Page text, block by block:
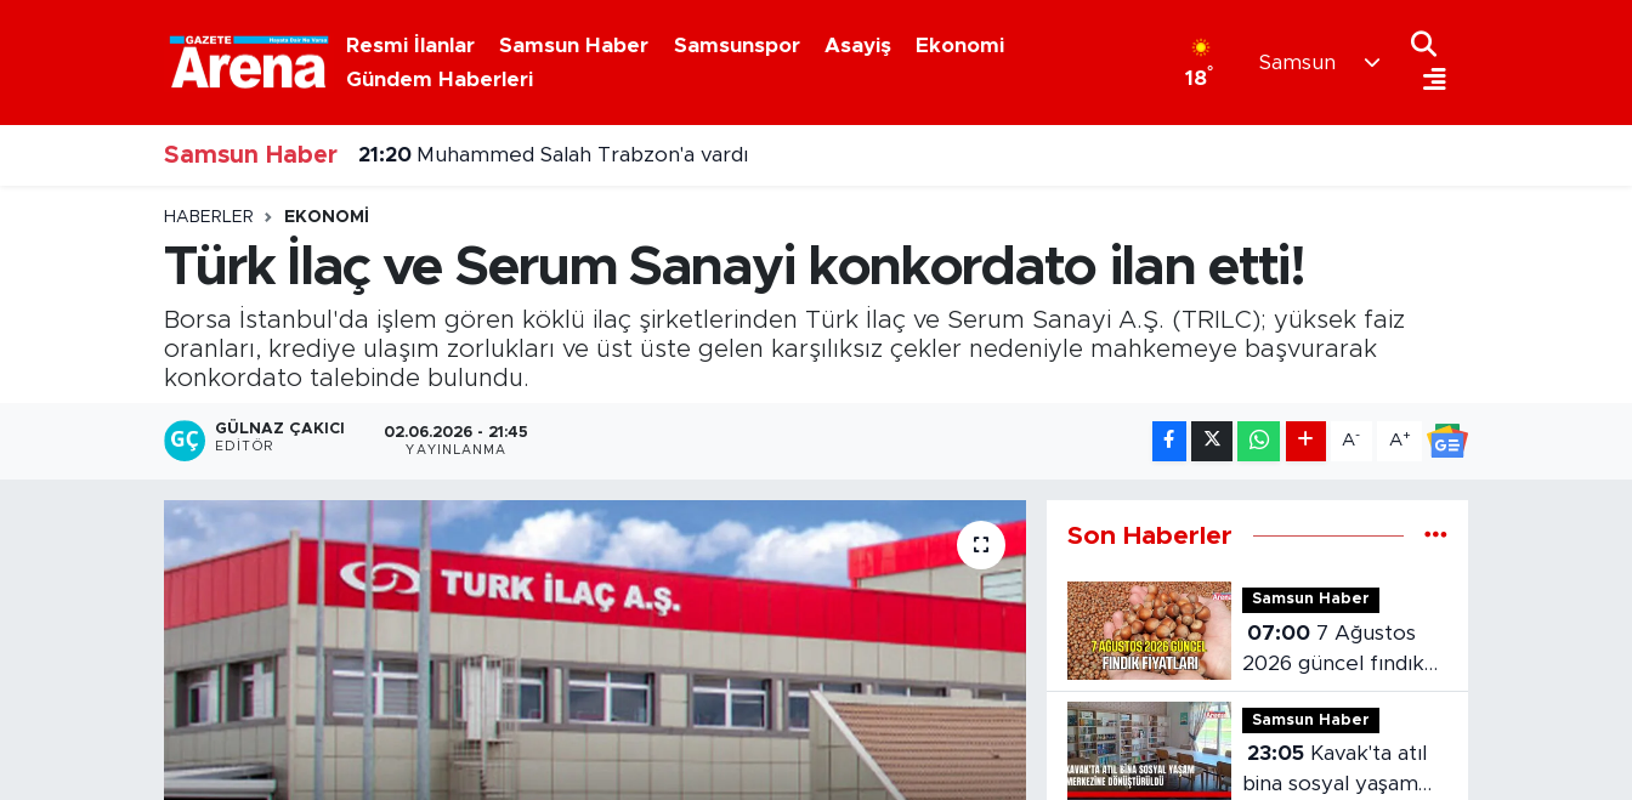
Resmi İlanlar Samsun Haber Samsunspor Asayiş
Ekonomi
Gündem Haberleri
18°
Samsun
Samsun Haber 21:20 Muhammed Salah Trabzon'a vardı
HABERLER EKONOMI
Türk İlaç ve Serum Sanayi konkordato ilan etti!
Borsa İstanbul'da işlem gören köklü ilaç şirketlerinden Türk İlaç ve Serum Sanayi A.Ş. (TRILC); yüksek faiz
oranları, krediye ulaşım zorlukları ve üst üste gelen karşılıksız çekler nedeniyle mahkemeye başvurarak
konkordato talebinde bulundu.
GÜLNAZ ÇAKICI
EDITÖR
02.06.2026 - 21:45
YAYINLANMA
A- A+
Son Haberler
Samsun Haber
07:00
2026 güncel fındık
fiyatları
Samsun Haber
23:05
bina sosyal yaşam
Nöbetçi Eczaneler
Hava Durumu
Samsun Namaz Vakitleri
Trafik Durumu
Süper Lig Puan Durumu ve Fikstür
Son Dakika Haberleri